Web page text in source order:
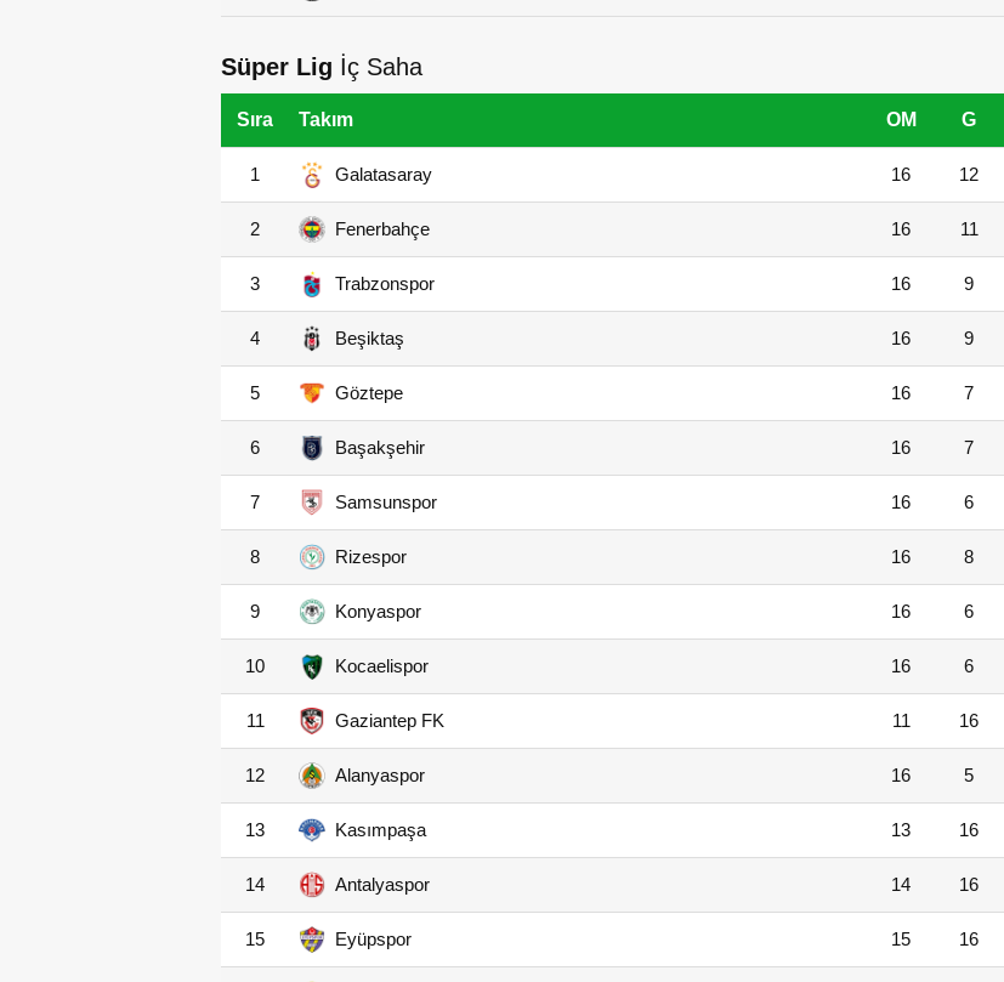
Süper Lig İç Saha
Sıra Takım OM G
1 Galatasaray 16 12
2 Fenerbahçe 16 11
3 Trabzonspor 16 9
4 Beşiktaş 16 9
5 Göztepe 16 7
6 Başakşehir 16 7
7 Samsunspor 16 6
8 Rizespor 16 8
9 Konyaspor 16 6
10 Kocaelispor 16 6
11 Gaziantep FK 11 16
12 Alanyaspor 16 5
13 Kasımpaşa 13 16
14 Antalyaspor 14 16
15 Eyüpspor 15 16